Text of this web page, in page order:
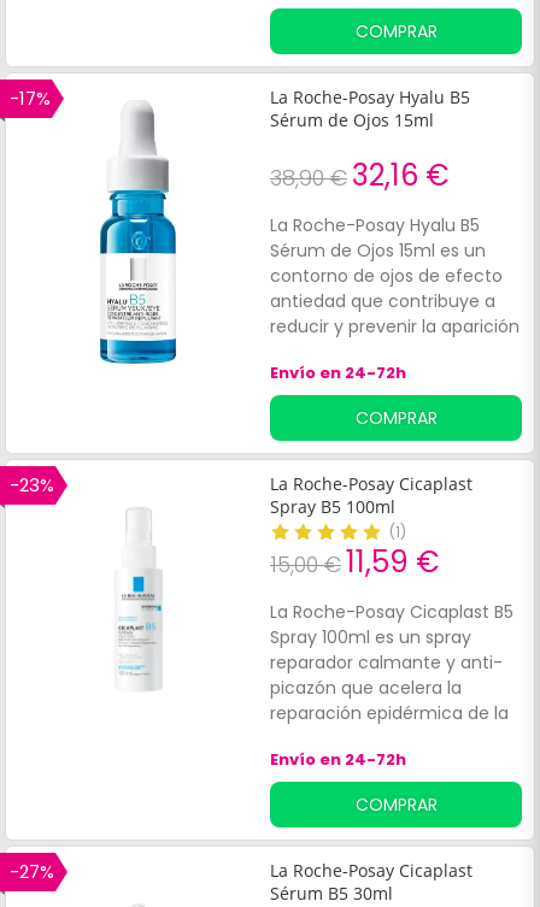
COMPRAR
-17%
La Roche-Posay Hyalu B5
Sérum de Ojos 15ml
38,90 € 32,16 €
La Roche-Posay Hyalu B5
Sérum de Ojos 15ml es un
contorno de ojos de efecto
antiedad que contribuye a
reducir y prevenir la aparición
para todo tipo de pieles,
incluso las más sensibles.
Está formulado con ácido
hialurónico, cafeína y
niacinamida, ingredientes
que ayudan a rellenar las
arrugas y a corregir las ojeras.
Envío en 24-72h
COMPRAR
-23%
La Roche-Posay Cicaplast
Spray B5 100ml
(1)
15,00 €11,59 €
La Roche-Posay Cicaplast B5
Spray 100ml es un spray
reparador calmante y anti-
picazón que acelera la
reparación epidérmica de la
en adultos y niños. Formulado
con Madecassoside, un
agente calmante que
estimula la cicatrización de la
piel, y un 5% de Pantenol
concentrado, con
Envío en 24-72h
COMPRAR
-27%
La Roche-Posay Cicaplast
Sérum B5 30ml